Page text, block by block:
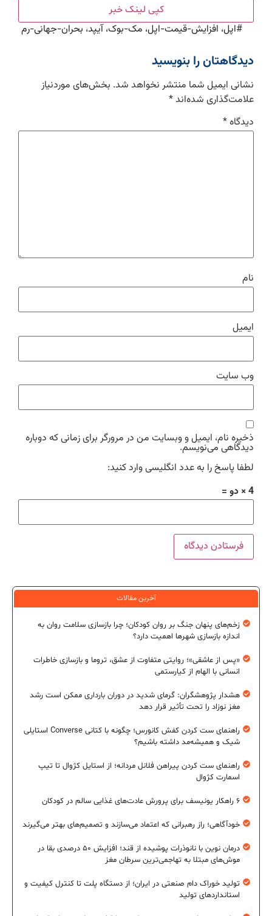
کپی لینک خبر
#اپل، افزایش-قیمت-اپل، مک-بوک، آیپد، بحران-جهانی-رم
دیدگاهتان را بنویسید
نشانی ایمیل شما منتشر نخواهد شد. بخش‌های موردنیاز
علامت‌گذاری شده‌اند*
دیدگاه*
نام
ایمیل
وب‌ سایت
ذخیره نام، ایمیل و وبسایت من در مرورگر برای زمانی که دوباره
دیدگاهی می‌نویسم.
لطفا پاسخ را به عدد انگلیسی وارد کنید:
4 × دو =
آخرین مقالات
زخم‌های پنهان جنگ بر روان کودکان؛ چرا بازسازی سلامت روان به
اندازه بازسازی شهرها اهمیت دارد؟
«پس از عاشقی»؛ روایتی متفاوت از عشق، تروما و بازسازی خاطرات
انسانی با الهام از کیارستمی
هشدار پژوهشگران: گرمای شدید در دوران بارداری ممکن است رشد
مغز نوزاد را تحت تأثیر قرار دهد
راهنمای ست کردن کفش کانورس؛ چگونه با کتانی Converse استایلی
شیک و همیشه‌مد داشته باشیم؟
راهنمای ست کردن پیراهن فلانل مردانه؛ از استایل کژوال تا تیپ
اسمارت کژوال
۶ راهکار یونیسف برای پرورش عادت‌های غذایی سالم در کودکان
خودآگاهی؛ راز رهبرانی که اعتماد می‌سازند و تصمیم‌های بهتر می‌گیرند
درمان نوین با نانوذرات پوشیده از قند؛ افزایش ۵۰ درصدی بقا در
موش‌های مبتلا به تهاجمی‌ترین سرطان مغز
تولید خوراک دام صنعتی در ایران؛ از دستگاه پلت تا کنترل کیفیت و
استانداردهای تولید